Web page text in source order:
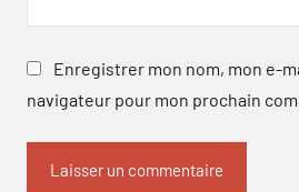
Enregistrer mon nom, mon e-
navigateur pour mon prochain